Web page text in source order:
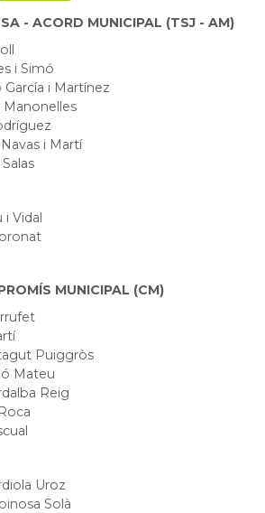
- ACORD MUNICIPAL (TSJ - AM)
i Simó
García i Martínez
Manonelles
i Martí
i Vidal
MUNICIPAL (CM)
Puiggròs
Mateu
Reig
Uroz
Solà